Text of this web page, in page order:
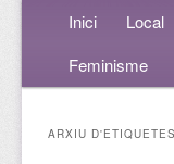
Menú principal
Aneu al
Aneu al
Inici Local
Feminisme
ARXIU